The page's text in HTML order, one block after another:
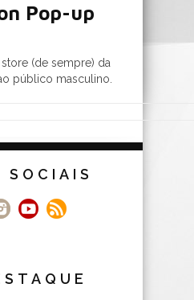
Pop-up
(de sempre) da
público masculino.
SOCIAIS